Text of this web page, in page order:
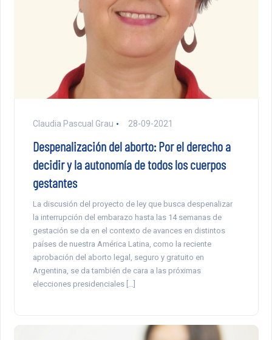
Claudia Pascual Grau 28-09-2021
Despenalización del aborto: Por el derecho a
decidir y la autonomía de todos los cuerpos
gestantes
La discusión del proyecto de ley que busca despenalizar
la interrupción del embarazo hasta las 14 semanas de
gestación se da en el contexto de avances en distintos
países de nuestra América Latina, como la reciente
aprobación del aborto legal, seguro y gratuito en
Argentina, se da también de cara a las próximas
elecciones presidenciales […]